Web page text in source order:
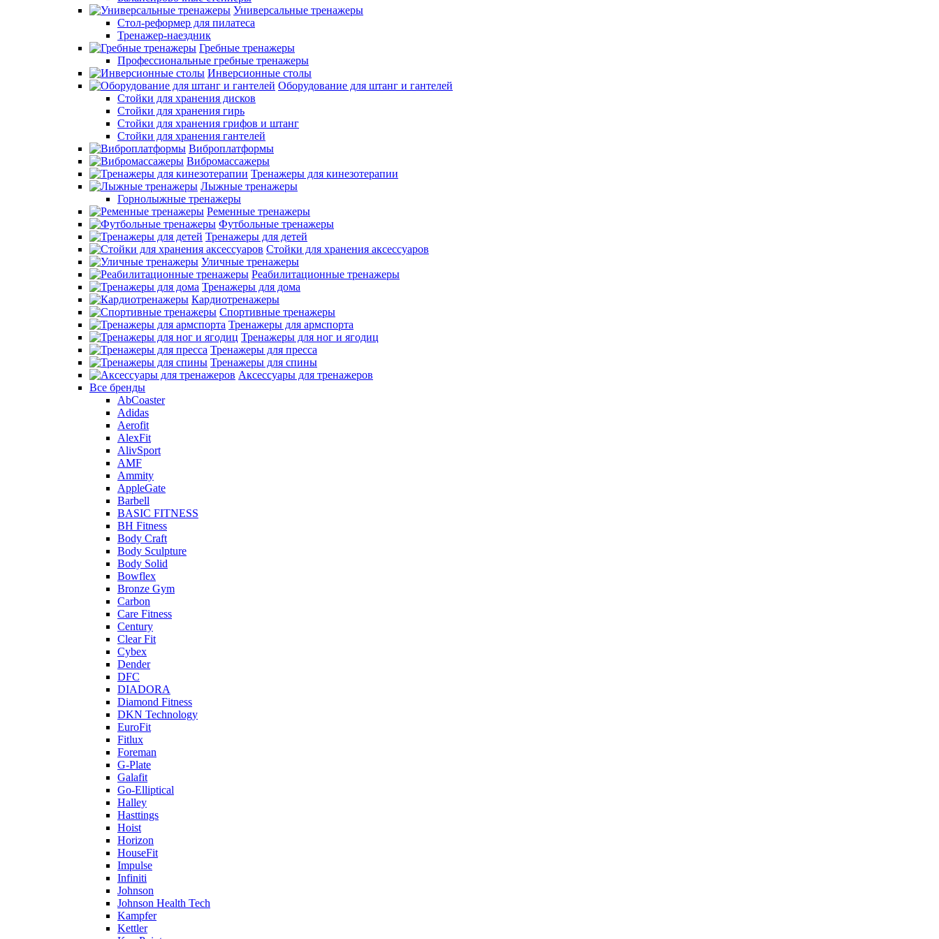
Универсальные тренажеры
Стол-реформер для пилатеса
Тренажер-наездник
Гребные тренажеры
Профессиональные гребные тренажеры
Инверсионные столы
Оборудование для штанг и гантелей
Стойки для хранения дисков
Стойки для хранения гирь
Стойки для хранения грифов и штанг
Стойки для хранения гантелей
Виброплатформы
Вибромассажеры
Тренажеры для кинезотерапии
Лыжные тренажеры
Горнолыжные тренажеры
Ременные тренажеры
Футбольные тренажеры
Тренажеры для детей
Стойки для хранения аксессуаров
Уличные тренажеры
Реабилитационные тренажеры
Тренажеры для дома
Кардиотренажеры
Спортивные тренажеры
Тренажеры для армспорта
Тренажеры для ног и ягодиц
Тренажеры для пресса
Тренажеры для спины
Аксессуары для тренажеров
Все бренды
AbCoaster
Adidas
Aerofit
AlexFit
AlivSport
AMF
Ammity
AppleGate
Barbell
BASIC FITNESS
BH Fitness
Body Craft
Body Sculpture
Body Solid
Bowflex
Bronze Gym
Carbon
Care Fitness
Century
Clear Fit
Cybex
Dender
DFC
DIADORA
Diamond Fitness
DKN Technology
EuroFit
Fitlux
Foreman
G-Plate
Galafit
Go-Elliptical
Halley
Hasttings
Hoist
Horizon
HouseFit
Impulse
Infiniti
Johnson
Johnson Health Tech
Kampfer
Kettler